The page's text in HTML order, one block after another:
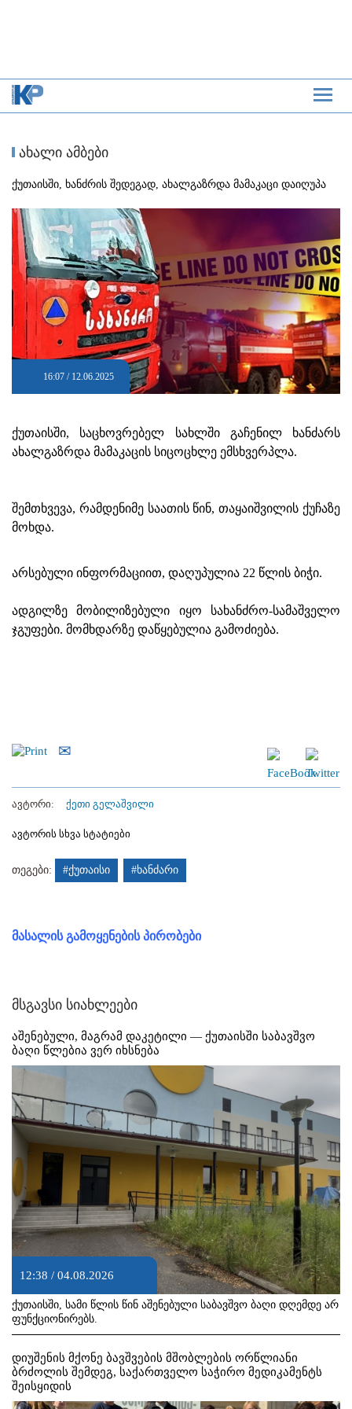
ახალი ამბები
ქუთაისში, ხანძრის შედეგად, ახალგაზრდა მამაკაცი დაიღუპა
16:07 / 12.06.2025
ქუთაისში, საცხოვრებელ სახლში გაჩენილ ხანძარს
ახალგაზრდა მამაკაცის სიცოცხლე ემსხვერპლა.
შემთხვევა, რამდენიმე საათის წინ, თაყაიშვილის ქუჩაზე
მოხდა.
არსებული ინფორმაციით, დაღუპულია 22 წლის ბიჭი.
ადგილზე მობილიზებული იყო სახანძრო-სამაშველო
ჯგუფები. მომხდარზე დაწყებულია გამოძიება.
ავტორი: ქეთი გელაშვილი
ავტორის სხვა სტატიები
თეგები: #ქუთაისი #ხანძარი
მასალის გამოყენების პირობები
მსგავსი სიახლეები
აშენებული, მაგრამ დაკეტილი — ქუთაისში საბავშვო
ბაღი წლებია ვერ იხსნება
12:38 / 04.08.2026
ქუთაისში, სამი წლის წინ აშენებული საბავშვო ბაღი დღემდე არ
ფუნქციონირებს.
დიუშენის მქონე ბავშვების მშობლების ორწლიანი
ბრძოლის შემდეგ, საქართველო საჭირო მედიკამენტს
შეისყიდის